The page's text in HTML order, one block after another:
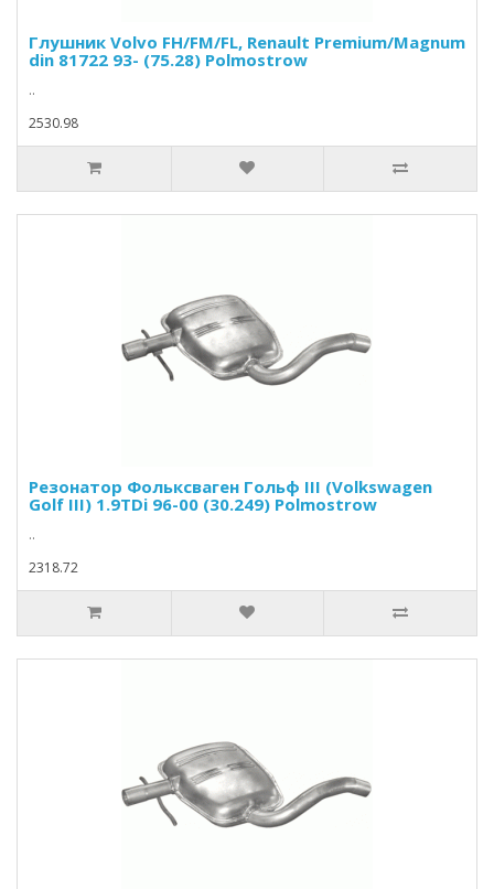
Глушник Volvo FH/FM/FL, Renault Premium/Magnum
din 81722 93- (75.28) Polmostrow
..
2530.98
Резонатор Фольксваген Гольф III (Volkswagen
Golf III) 1.9TDi 96-00 (30.249) Polmostrow
..
2318.72